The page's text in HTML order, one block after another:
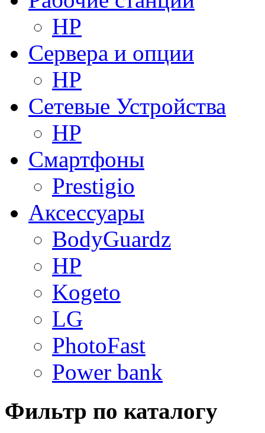
HP
Сервера и опции
HP
Сетевые Устройства
HP
Смартфоны
Prestigio
Аксессуары
BodyGuardz
HP
Kogeto
LG
PhotoFast
Power bank
Фильтр по каталогу